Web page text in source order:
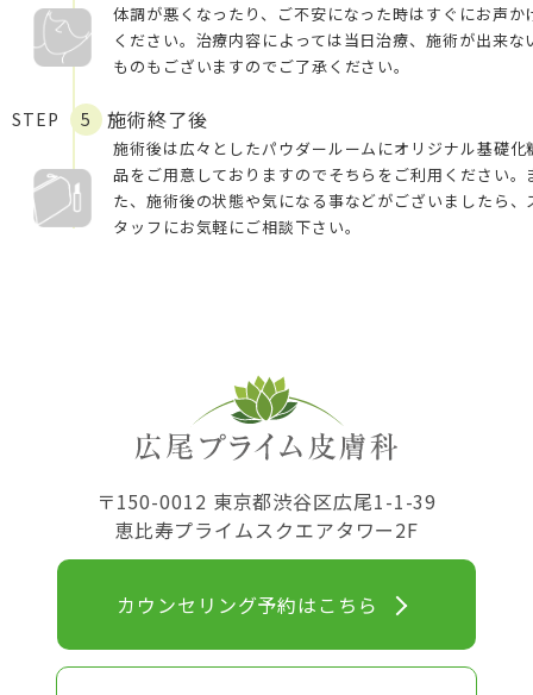
体調が悪くなったり、ご不安になった時はすぐにお声か
ください。治療内容によっては当日治療、施術が出来な
ものもございますのでご了承ください。
STEP 5 施術終了後
施術後は広々としたパウダールームにオリジナル基礎化
品をご用意しておりますのでそちらをご利用ください。
た、施術後の状態や気になる事などがございましたら、
タッフにお気軽にご相談下さい。
〒150-0012 東京都渋谷区広尾1-1-39
恵比寿プライムスクエアタワー2F
カウンセリング予約はこちら